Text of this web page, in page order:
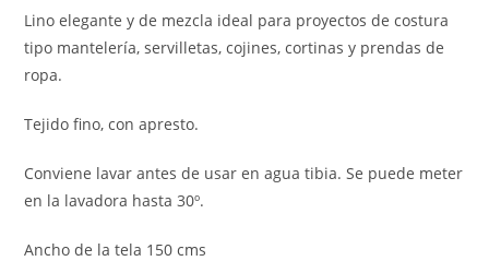
Lino elegante y de mezcla ideal para proyectos de costura
tipo mantelería, servilletas, cojines, cortinas y prendas de
ropa.
Tejido fino, con apresto.
Conviene lavar antes de usar en agua tibia. Se puede meter
en la lavadora hasta 30º.
Ancho de la tela 150 cms